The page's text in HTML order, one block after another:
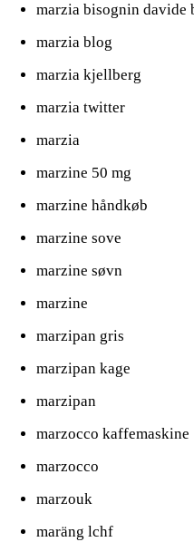
marzia bisognin davide
marzia blog
marzia kjellberg
marzia twitter
marzia
marzine 50 mg
marzine håndkøb
marzine sove
marzine søvn
marzine
marzipan gris
marzipan kage
marzipan
marzocco kaffemaskine
marzocco
marzouk
maräng lchf